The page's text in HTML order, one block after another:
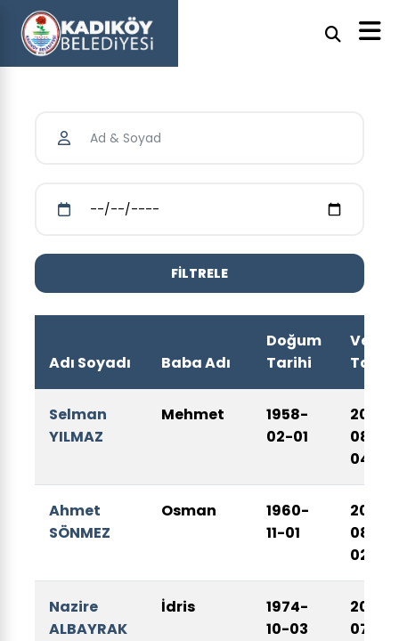
Adı Soyadı Baba Adı
Doğum
Tarihi
Vefat
Tarihi
Selman
YILMAZ
Mehmet
1958-
02-01
2026-
08-
04
Ahmet
SÖNMEZ
Osman
1960-
11-01
2026-
08-
02
Nazire
ALBAYRAK
İdris
1974-
10-03
2026-
07-13